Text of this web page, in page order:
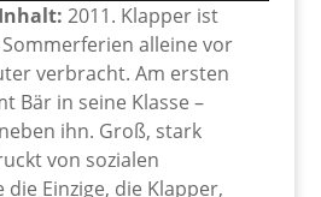
2011. Klapper ist
alleine vor
verbracht. Am ersten
Bär in seine Klasse –
ihn. Groß, stark
von sozialen
Einzige, die Klapper,